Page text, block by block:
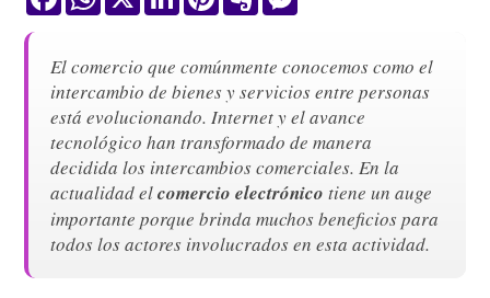
El comercio que comúnmente conocemos como el
intercambio de bienes y servicios entre personas
está evolucionando. Internet y el avance
tecnológico han transformado de manera
decidida los intercambios comerciales. En la
actualidad elcomercio electrónico tiene un auge
importante porque brinda muchos beneficios para
todos los actores involucrados en esta actividad.